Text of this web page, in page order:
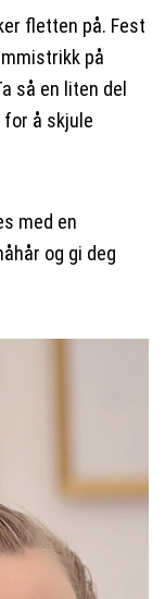
fletten på. Fest
på
så en liten del
å skjule
med en
og gi deg